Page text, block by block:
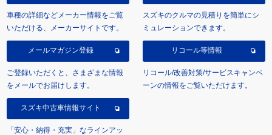
車種の詳細などメーカー情報をご覧
いただける、メーカーサイトです。
スズキのクルマの見積りを簡単にシ
ミュレーションできます。
メールマガジン登録
ご登録いただくと、さまざまな情報
をメールでお届けします。
リコール等情報
リコール/改善対策/サービスキャンペ
ーンの情報をご覧いただけます。
スズキ中古車情報サイト
「安心・納得・充実」なラインアッ